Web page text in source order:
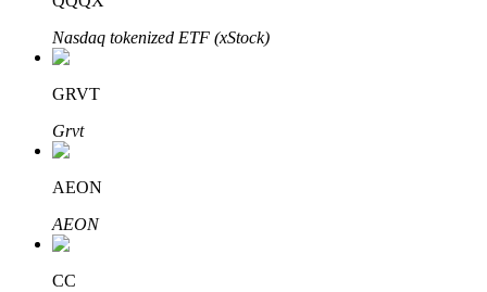
Mitra Bitrue
Nasdaq tokenized ETF (xStock)
GRVT
Grvt
AEON
AEON
CC